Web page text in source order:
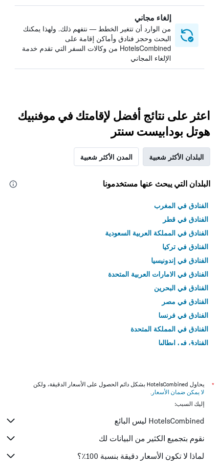
إلغاء مجاني
من الوارد أن تتغير الخطط — نتفهم ذلك. ولهذا يمكنك
البحث وحجز فنادق وأماكن إقامة على
HotelsCombined من وكالات السفر التي تقدم خدمة
الإلغاء المجاني
اعثر على نتائج أفضل لإقامتك في موفنبيك
هوتل بودابيست سنتر
البلدان الأكثر شعبية المدن الأكثر شعبية
البلدان التي يبحث عنها مستخدمونا
الفنادق في المغرب
الفنادق في قطر
الفنادق في المملكة العربية السعودية
الفنادق في تركيا
الفنادق في إندونيسيا
الفنادق في الامارات العربية المتحدة
الفنادق في البحرين
الفنادق في مصر
الفنادق في فرنسا
الفنادق في المملكة المتحدة
الفنادق في إيطاليا
*
يحاول HotelsCombined بشكل دائم الحصول على الأسعار الدقيقة، ولكن
لا يمكن ضمان الأسعار .
إليك السبب:
HotelsCombined ليس البائع
نقوم بتجميع الكثير من البيانات لك
لماذا لا تكون الأسعار دقيقة بنسبة 100٪؟